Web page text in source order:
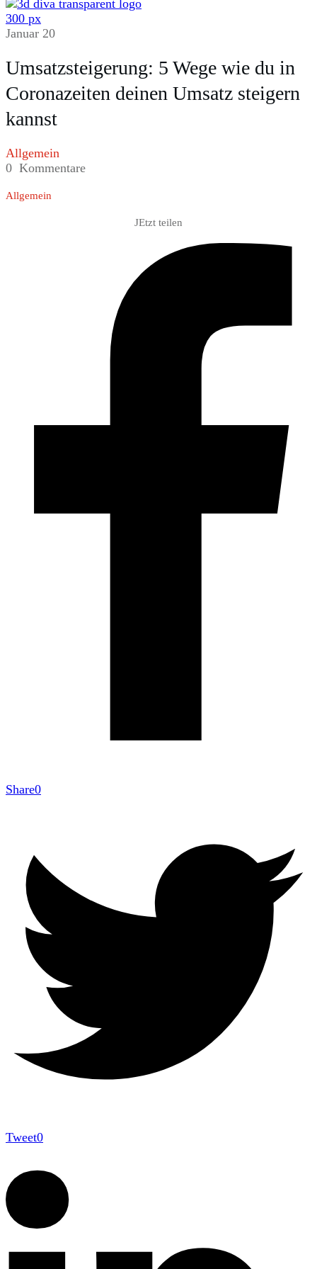
Januar 20
Umsatzsteigerung: 5 Wege wie du in
Coronazeiten deinen Umsatz steigern
kannst
Allgemein
0 Kommentare
Allgemein
JEtzt teilen
Share0
Tweet0